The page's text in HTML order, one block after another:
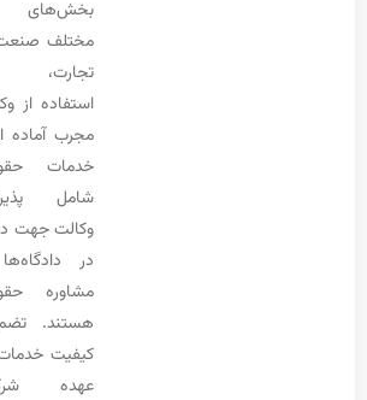
مختلف صنعت و
تجارت، با
استفاده از وکلای
مجرب آماده ارائه
خدمات حقوقی
شامل پذیرش
وکالت جهت دفاع
در دادگاه‌ها و
مشاوره حقوقی
هستند. تضمین
کیفیت خدمات بر
عهده شرکت